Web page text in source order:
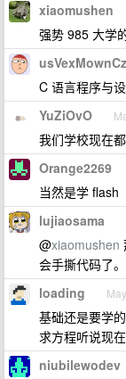
xiaomushen
强势 985 大学
C 语言程序与
YuZiOvO
我们学校现在
Orange2269
当然是学 flash
lujiaosama
@xiaomushen
会手撕代码了。
loading
基础还是要学
求方程听说现
niubilewodev